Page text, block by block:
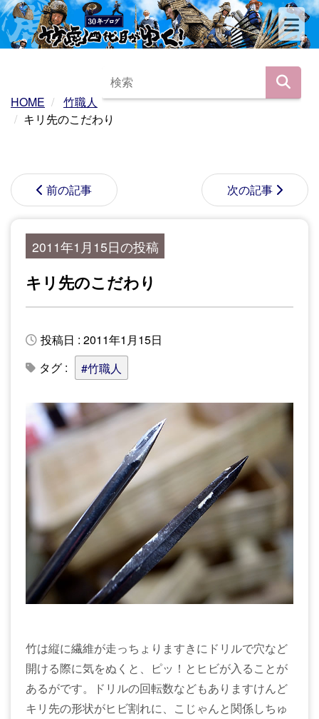
HOME
竹職人
キリ先のこだわり
前の記事 次の記事
2011年1月15日の投稿
キリ先のこだわり
投稿日 : 2011年1月15日
タグ :
#竹職人
竹は縦に繊維が走っちょりますきにドリルで穴など
開ける際に気をぬくと、ピッ！とヒビが入ることが
あるがです。ドリルの回転数などもありますけんど
キリ先の形状がヒビ割れに、こじゃんと関係しちゅ